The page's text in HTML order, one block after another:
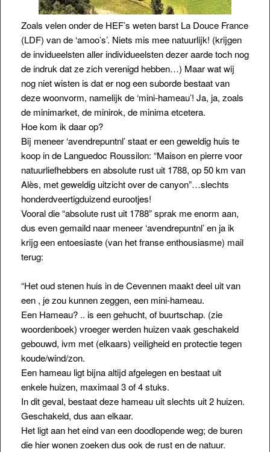
Zoals velen onder de HEF’s weten barst La Douce France
(LDF) van de ‘amoo’s’. Niets mis mee natuurlijk! (krijgen
de invidueelsten aller individueelsten dezer aarde toch nog
de indruk dat ze zich verenigd hebben…) Maar wat wij
nog niet wisten is dat er nog een suborde bestaat van
deze woonvorm, namelijk de ‘mini-hameau’! Ja, ja, zoals
de minimarket, de minirok, de minima etcetera.
Hoe kom ik daar op?
Bij meneer ‘avendrepuntnl’ staat er een geweldig huis te
koop in de Languedoc Roussilon: “Maison en pierre voor
natuurliefhebbers en absolute rust uit 1788, op 50 km van
Alès, met geweldig uitzicht over de canyon”…slechts
honderdveertigduizend eurootjes!
Vooral die “absolute rust uit 1788” sprak me enorm aan,
dus even gemaild naar meneer ‘avendrepuntnl’ en ja ik
krijg een entoesiaste (van het franse enthousiasme) mail
terug:
“Het oud stenen huis in de Cevennen maakt deel uit van
een , je zou kunnen zeggen, een mini-hameau.
Een Hameau? .. is een gehucht, of buurtschap. (zie
woordenboek) vroeger werden huizen vaak geschakeld
gebouwd, ivm met (elkaars) veiligheid en protectie tegen
koude/wind/zon.
Een hameau ligt bijna altijd afgelegen en bestaat uit
enkele huizen, maximaal 3 of 4 stuks.
In dit geval, bestaat deze hameau uit slechts uit 2 huizen.
Geschakeld, dus aan elkaar.
Het ligt aan het eind van een doodlopende weg; de buren
die hier wonen zoeken dus ook de rust en de natuur.